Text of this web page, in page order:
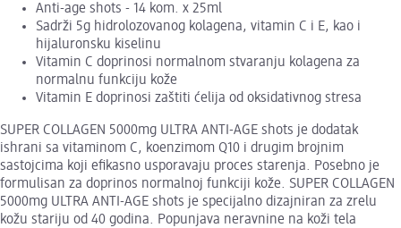
Anti-age shots - 14 kom. x 25ml
Sadrži 5g hidrolozovanog kolagena, vitamin C i E, kao i
hijaluronsku kiselinu
Vitamin C doprinosi normalnom stvaranju kolagena za
normalnu funkciju kože
Vitamin E doprinosi zaštiti ćelija od oksidativnog stresa
SUPER COLLAGEN 5000mg ULTRA ANTI-AGE shots je dodatak
ishrani sa vitaminom C, koenzimom Q10 i drugim brojnim
sastojcima koji efikasno usporavaju proces starenja. Posebno je
formulisan za doprinos normalnoj funkciji kože. SUPER COLLAGEN
5000mg ULTRA ANTI-AGE shots je specijalno dizajniran za zrelu
kožu stariju od 40 godina. Popunjava neravnine na koži tela